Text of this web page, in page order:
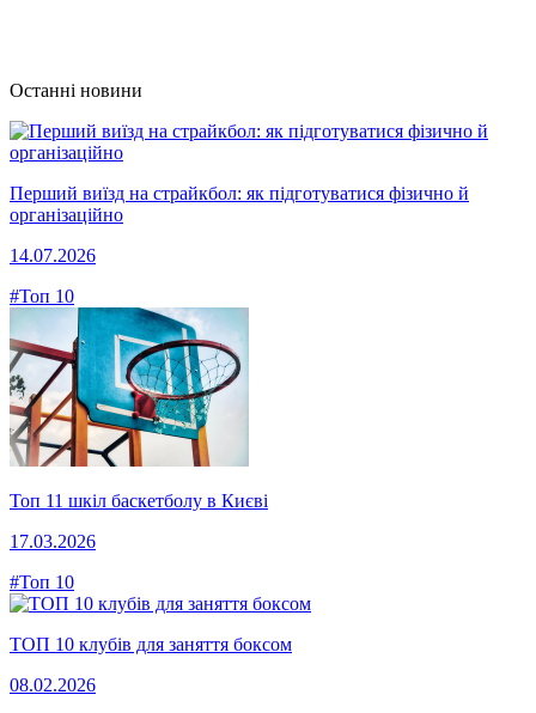
Останні новини
Перший виїзд на страйкбол: як підготуватися фізично й
організаційно
14.07.2026
#Топ 10
Топ 11 шкіл баскетболу в Києві
17.03.2026
#Топ 10
ТОП 10 клубів для заняття боксом
08.02.2026